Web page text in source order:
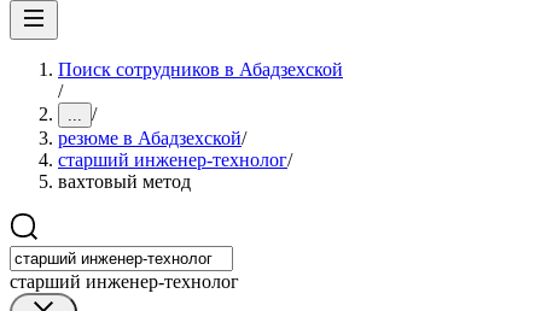
Поиск сотрудников в Абадзехской
/
... /
резюме в Абадзехской/
старший инженер-технолог/
вахтовый метод
старший инженер-технолог